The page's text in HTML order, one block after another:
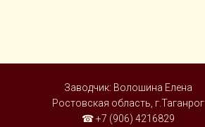
Заводчик: Волошина Елена
Ростовская область, г.Таганрог
☎ +7 (906) 4216829